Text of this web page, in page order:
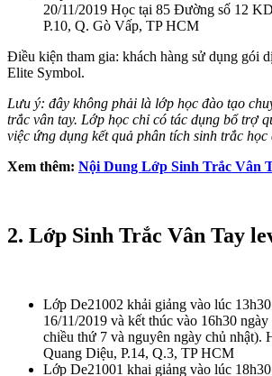
20/11/2019 Học tại 85 Đường số 12
P.10, Q. Gò Vấp, TP HCM
Điều kiện tham gia: khách hàng sử dụng gói
Elite Symbol.
Lưu ý: đây không phải là lớp học đào tạo
trắc vân tay. Lớp học chỉ có tác dụng bổ trợ
việc ứng dụng kết quả phân tích sinh trắc học
Xem thêm: Nội Dung Lớp Sinh Trắc Vân
2. Lớp Sinh Trắc Vân Tay
Lớp De21002 khải giảng vào lúc
16/11/2019 và kết thúc vào 16h30
chiều thứ 7 và nguyên ngày chủ nhật).
Quang Diệu, P.14, Q.3, TP HCM
Lớp De21001 khai giảng vào lúc